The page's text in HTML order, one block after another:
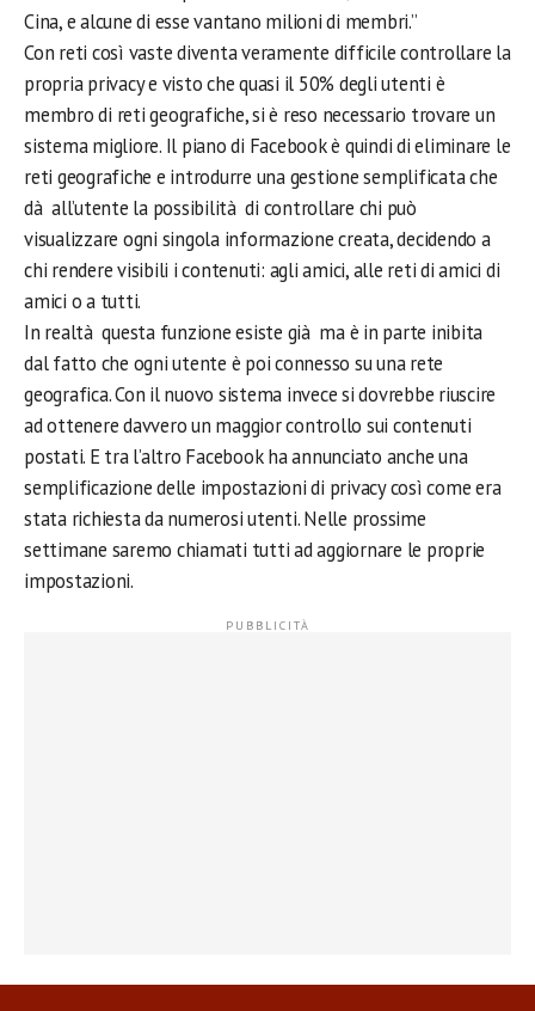
Cina, e alcune di esse vantano milioni di membri.”
Con reti così vaste diventa veramente difficile controllare la
propria privacy e visto che quasi il 50% degli utenti è
membro di reti geografiche, si è reso necessario trovare un
sistema migliore. Il piano di Facebook è quindi di eliminare le
reti geografiche e introdurre una gestione semplificata che
dà all’utente la possibilità di controllare chi può
visualizzare ogni singola informazione creata, decidendo a
chi rendere visibili i contenuti: agli amici, alle reti di amici di
amici o a tutti.
In realtà questa funzione esiste già ma è in parte inibita
dal fatto che ogni utente è poi connesso su una rete
geografica. Con il nuovo sistema invece si dovrebbe riuscire
ad ottenere davvero un maggior controllo sui contenuti
postati. E tra l’altro Facebook ha annunciato anche una
semplificazione delle impostazioni di privacy così come era
stata richiesta da numerosi utenti. Nelle prossime
settimane saremo chiamati tutti ad aggiornare le proprie
impostazioni.